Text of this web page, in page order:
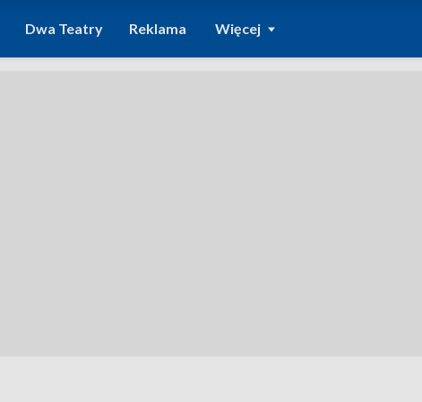
Dwa Teatry Reklama Więcej